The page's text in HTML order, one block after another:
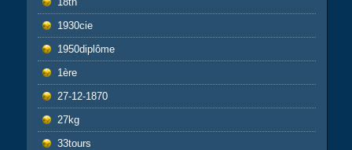
1930cie
1950diplôme
1ère
27-12-1870
27kg
33tours